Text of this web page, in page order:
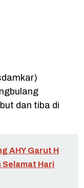
dan tiba di
AHY Garut H
Hari